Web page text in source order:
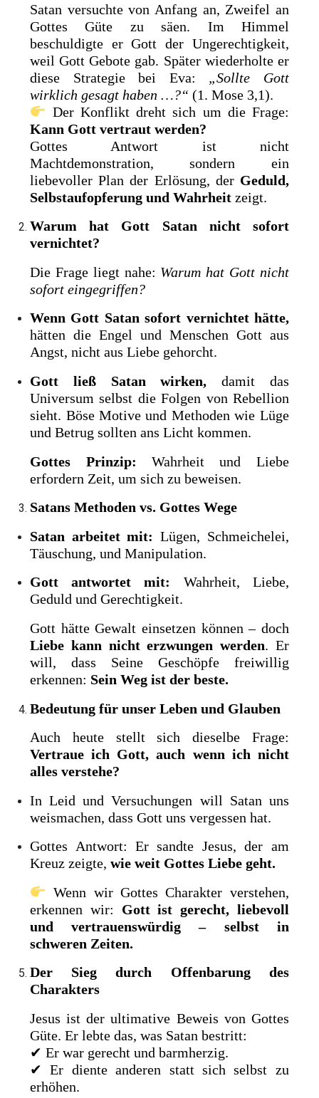
Satan versuchte von Anfang an, Zweifel an
Gottes Güte zu säen. Im Himmel
beschuldigte er Gott der Ungerechtigkeit,
weil Gott Gebote gab. Später wiederholte er
diese Strategie bei Eva: „Sollte Gott
wirklich gesagt haben …?“ (1. Mose 3,1).
Der Konflikt dreht sich um die Frage:
Kann Gott vertraut werden?
Gottes Antwort ist nicht
Machtdemonstration, sondern ein
liebevoller Plan der Erlösung, der Geduld,
Selbstaufopferung und Wahrheit zeigt.
Warum hat Gott Satan nicht sofort
vernichtet?
Die Frage liegt nahe: Warum hat Gott nicht
sofort eingegriffen?
Wenn Gott Satan sofort vernichtet hätte,
hätten die Engel und Menschen Gott aus
Angst, nicht aus Liebe gehorcht.
Gott ließ Satan wirken, damit das
Universum selbst die Folgen von Rebellion
sieht. Böse Motive und Methoden wie Lüge
und Betrug sollten ans Licht kommen.
Gottes Prinzip: Wahrheit und Liebe
erfordern Zeit, um sich zu beweisen.
Satans Methoden vs. Gottes Wege
Satan arbeitet mit: Lügen, Schmeichelei,
Täuschung, und Manipulation.
Gott antwortet mit:
Wahrheit, Liebe,
Geduld und Gerechtigkeit.
Gott hätte Gewalt einsetzen können – doch
Liebe kann nicht erzwungen werden. Er
will, dass Seine Geschöpfe freiwillig
erkennen: Sein Weg ist der beste.
Bedeutung für unser Leben und Glauben
Auch heute stellt sich dieselbe Frage:
Vertraue ich Gott, auch wenn ich nicht
alles verstehe?
In Leid und Versuchungen will Satan uns
weismachen, dass Gott uns vergessen hat.
Gottes Antwort: Er sandte Jesus, der am
Kreuz zeigte,wie weit Gottes Liebe geht.
Wenn wir Gottes Charakter verstehen,
erkennen wir: Gott ist gerecht, liebevoll
und vertrauenswürdig – selbst in
schweren Zeiten.
Der Sieg durch Offenbarung des
Charakters
Jesus ist der ultimative Beweis von Gottes
Güte. Er lebte das, was Satan bestritt:
✔ Er war gerecht und barmherzig.
✔ Er diente anderen statt sich selbst zu
erhöhen.